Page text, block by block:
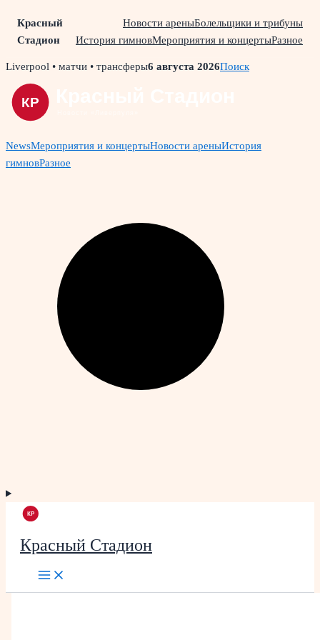
Красный
Стадион
Новости ареныБолельщики и трибуны
История гимновМероприятия и концертыРазное
Skip
content
Liverpool • матчи • трансферы6 августа 2026Поиск
NewsМероприятия и концертыНовости ареныИстория
гимновРазное
Красный Стадион